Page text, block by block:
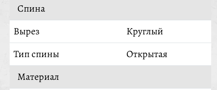
Спина
Вырез
Круглый
Тип спины
Открытая
Материал